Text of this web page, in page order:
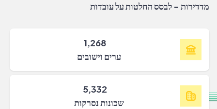
מדדירות - לבסס החלטות על עובדות
1,268
ערים וישובים
5,332
שכונות נסרקות